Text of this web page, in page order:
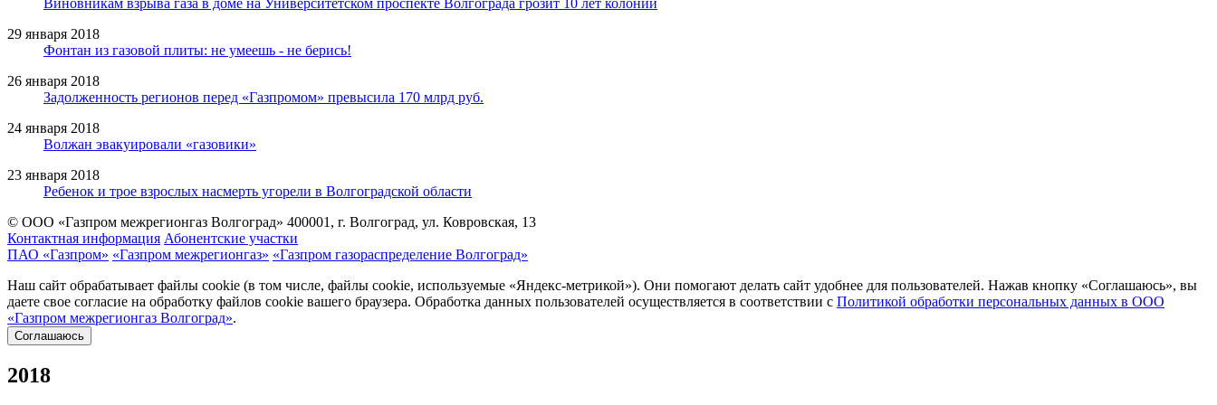
29 января 2018
Фонтан из газовой плиты: не умеешь - не берись!
26 января 2018
Задолженность регионов перед «Газпромом» превысила 170 млрд руб.
24 января 2018
Волжан эвакуировали «газовики»
23 января 2018
Ребенок и трое взрослых насмерть угорели в Волгоградской области
© ООО «Газпром межрегионгаз Волгоград» 400001, г. Волгоград, ул. Ковровская, 13
Контактная информация Абонентские участки
ПАО «Газпром» «Газпром межрегионгаз» «Газпром газораспределение Волгоград»
Наш сайт обрабатывает файлы cookie (в том числе, файлы cookie, используемые «Яндекс-метрикой»). Они помогают делать сайт удобнее для пользователей. Нажав кнопку «Соглашаюсь», вы
даете свое согласие на обработку файлов cookie вашего браузера. Обработка данных пользователей осуществляется в соответствии с Политикой обработки персональных данных в ООО
«Газпром межрегионгаз Волгоград».
Соглашаюсь
2018